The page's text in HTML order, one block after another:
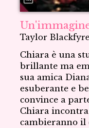
Taylor Blackfyre
Chiara è una
brillante ma
sua amica
esuberante e
convince a
Chiara
cambieranno il